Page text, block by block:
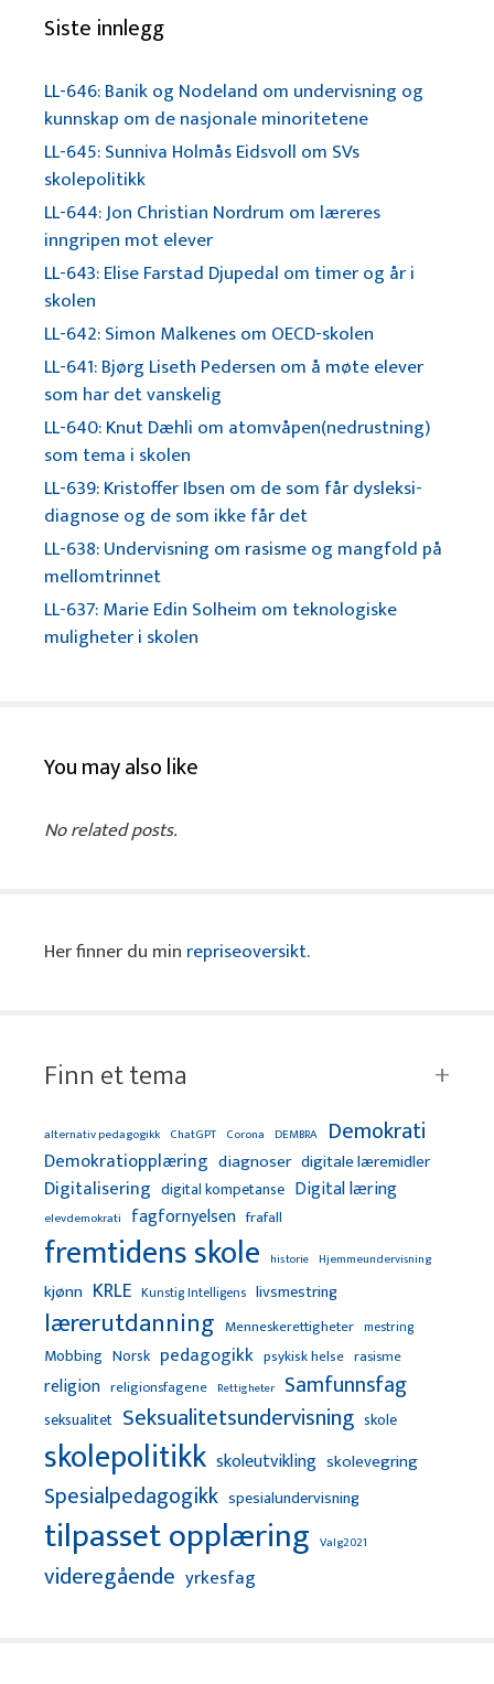
Siste innlegg
LL-646: Banik og Nodeland om undervisning og
kunnskap om de nasjonale minoritetene
LL-645: Sunniva Holmås Eidsvoll om SVs
skolepolitikk
LL-644: Jon Christian Nordrum om læreres
inngripen mot elever
LL-643: Elise Farstad Djupedal om timer og år i
skolen
LL-642: Simon Malkenes om OECD-skolen
LL-641: Bjørg Liseth Pedersen om å møte elever
som har det vanskelig
LL-640: Knut Dæhli om atomvåpen(nedrustning)
som tema i skolen
LL-639: Kristoffer Ibsen om de som får dysleksi-
diagnose og de som ikke får det
LL-638: Undervisning om rasisme og mangfold på
mellomtrinnet
LL-637: Marie Edin Solheim om teknologiske
muligheter i skolen
You may also like
No related posts.
Her finner du min repriseoversikt.
Finn et tema
alternativ pedagogikk ChatGPT Corona DEMBRA Demokrati
Demokratiopplæring diagnoser digitale læremidler
Digitalisering digital kompetanse Digital læring
elevdemokrati fagfornyelsen frafall
fremtidens skole historie Hjemmeundervisning
kjønn KRLE Kunstig Intelligens livsmestring
lærerutdanning Menneskerettigheter mestring
Mobbing Norsk pedagogikk psykisk helse rasisme
religion religionsfagene Rettigheter Samfunnsfag
seksualitet Seksualitetsundervisning skole
skolepolitikk skoleutvikling skolevegring
Spesialpedagogikk spesialundervisning
tilpasset opplæring Valg2021
videregående yrkesfag